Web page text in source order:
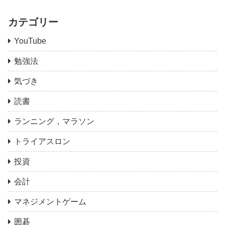
カテゴリー
YouTube
勉強法
気づき
読書
ランニング，マラソン
トライアスロン
投資
会計
マネジメントゲーム
囲碁